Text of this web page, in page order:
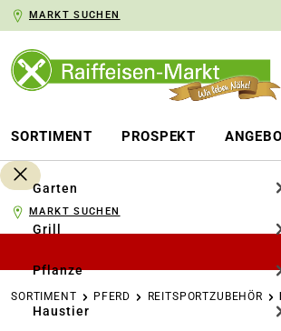
Zur Hauptnavigation
MARKT SUCHEN
SORTIMENT PROSPEKT
Garten
Grill
Pflanze
Haustier
MARKT SUCHEN
SORTIMENT PFERD REITSPORTZUBEHÖR